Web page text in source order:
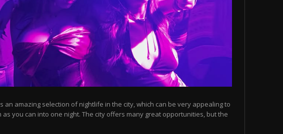
an amazing selection of nightlife in the city, which can be very appealing to
as you can into one night. The city offers many great opportunities, but the